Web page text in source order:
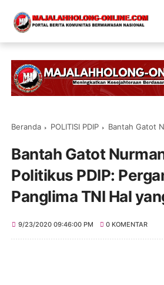
Beranda POLITISI PDIP Bantah Gatot Nurmantyo
Bantah Gatot
Politikus PDIP:
Panglima TNI Hal
9/23/2020 09:46:00 PM 0 KOMENTAR